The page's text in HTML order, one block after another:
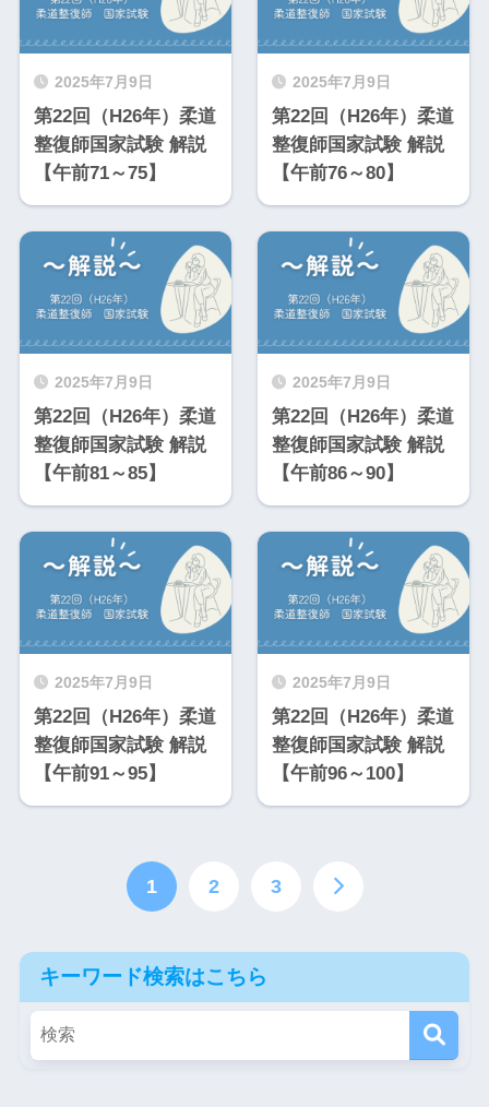
2025年7月9日
第22回（H26年）柔道
整復師国家試験 解説
【午前71～75】
2025年7月9日
第22回（H26年）柔道
整復師国家試験 解説
【午前76～80】
2025年7月9日
第22回（H26年）柔道
整復師国家試験 解説
【午前81～85】
2025年7月9日
第22回（H26年）柔道
整復師国家試験 解説
【午前86～90】
2025年7月9日
第22回（H26年）柔道
整復師国家試験 解説
【午前91～95】
2025年7月9日
第22回（H26年）柔道
整復師国家試験 解説
【午前96～100】
1 2 3
キーワード検索はこちら